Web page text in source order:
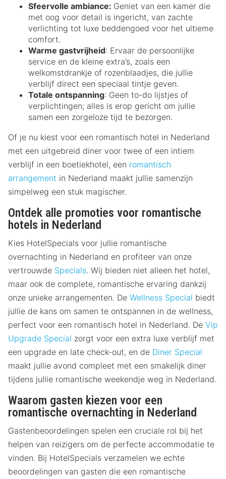
Sfeervolle ambiance: Geniet van een kamer die
met oog voor detail is ingericht, van zachte
verlichting tot luxe beddengoed voor het ultieme
comfort.
Warme gastvrijheid: Ervaar de persoonlijke
service en de kleine extra’s, zoals een
welkomstdrankje of rozenblaadjes, die jullie
verblijf direct een speciaal tintje geven.
Totale ontspanning: Geen to-do lijstjes of
verplichtingen; alles is erop gericht om jullie
samen een zorgeloze tijd te bezorgen.
Of je nu kiest voor een romantisch hotel in Nederland
met een uitgebreid diner voor twee of een intiem
verblijf in een boetiekhotel, een romantisch
arrangement in Nederland maakt jullie samenzijn
simpelweg een stuk magischer.
Ontdek alle promoties voor romantische
hotels in Nederland
Kies HotelSpecials voor jullie romantische
overnachting in Nederland en profiteer van onze
vertrouwde Specials. Wij bieden niet alleen het hotel,
maar ook de complete, romantische ervaring dankzij
onze unieke arrangementen. De Wellness Special biedt
jullie de kans om samen te ontspannen in de wellness,
perfect voor een romantisch hotel in Nederland. De Vip
Upgrade Special zorgt voor een extra luxe verblijf met
een upgrade en late check-out, en de Diner Special
maakt jullie avond compleet met een smakelijk diner
tijdens jullie romantische weekendje weg in Nederland.
Waarom gasten kiezen voor een
romantische overnachting in Nederland
Gastenbeoordelingen spelen een cruciale rol bij het
helpen van reizigers om de perfecte accommodatie te
vinden. Bij HotelSpecials verzamelen we echte
beoordelingen van gasten die een romantische